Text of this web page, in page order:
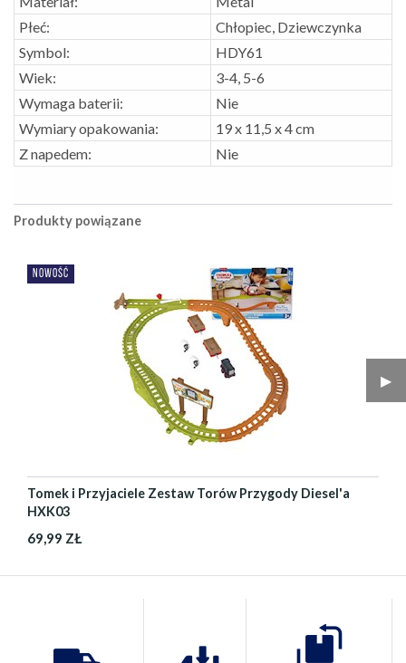
Płeć:
Chłopiec, Dziewczynka
Symbol:
HDY61
Wiek:
3-4, 5-6
Wymaga baterii:
Nie
Wymiary opakowania:
19 x 11,5 x 4 cm
Z napedem:
Nie
Produkty powiązane
▶︎
NOWOŚĆ
Tomek i Przyjaciele Zestaw Torów Przygody Diesel'a
HXK03
69,99 ZŁ